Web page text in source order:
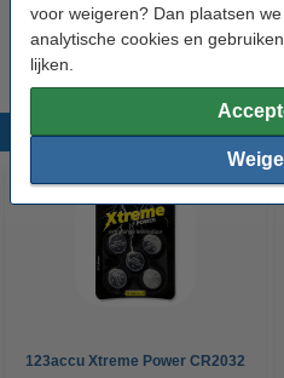
voor weigeren? Dan plaatsen
analytische cookies en
lijken.
Aantal: 2
Populaire
123accu Xtreme Power CR2032